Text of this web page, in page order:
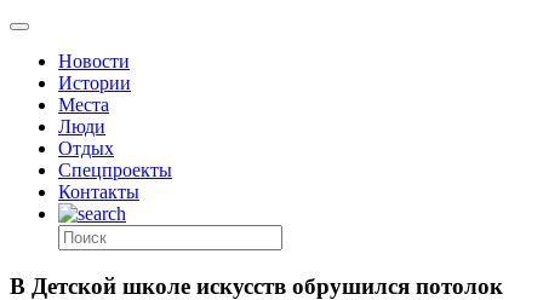
Новости
Истории
Места
Люди
Отдых
Спецпроекты
Контакты
В Детской школе искусств обрушился потолок